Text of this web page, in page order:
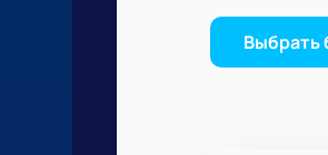
Выбрать